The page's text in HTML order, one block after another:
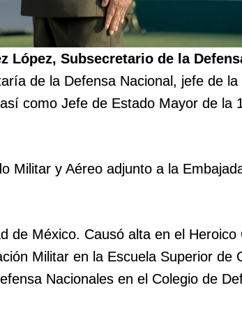
López, Subsecretario de la
de la Defensa Nacional, jefe de
como Jefe de Estado Mayor de la
Militar y Aéreo adjunto a la
de México. Causó alta en el Heroico
Militar en la Escuela Superior de
Nacionales en el Colegio de